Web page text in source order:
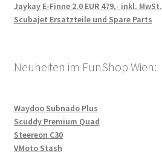
Jaykay E-Finne 2.0 EUR 479,- inkl. MwSt.
Scubajet Ersatzteile und Spare Parts
Neuheiten im FunShop Wien:
Waydoo Subnado Plus
Scuddy Premium Quad
Steereon C30
VMoto Stash